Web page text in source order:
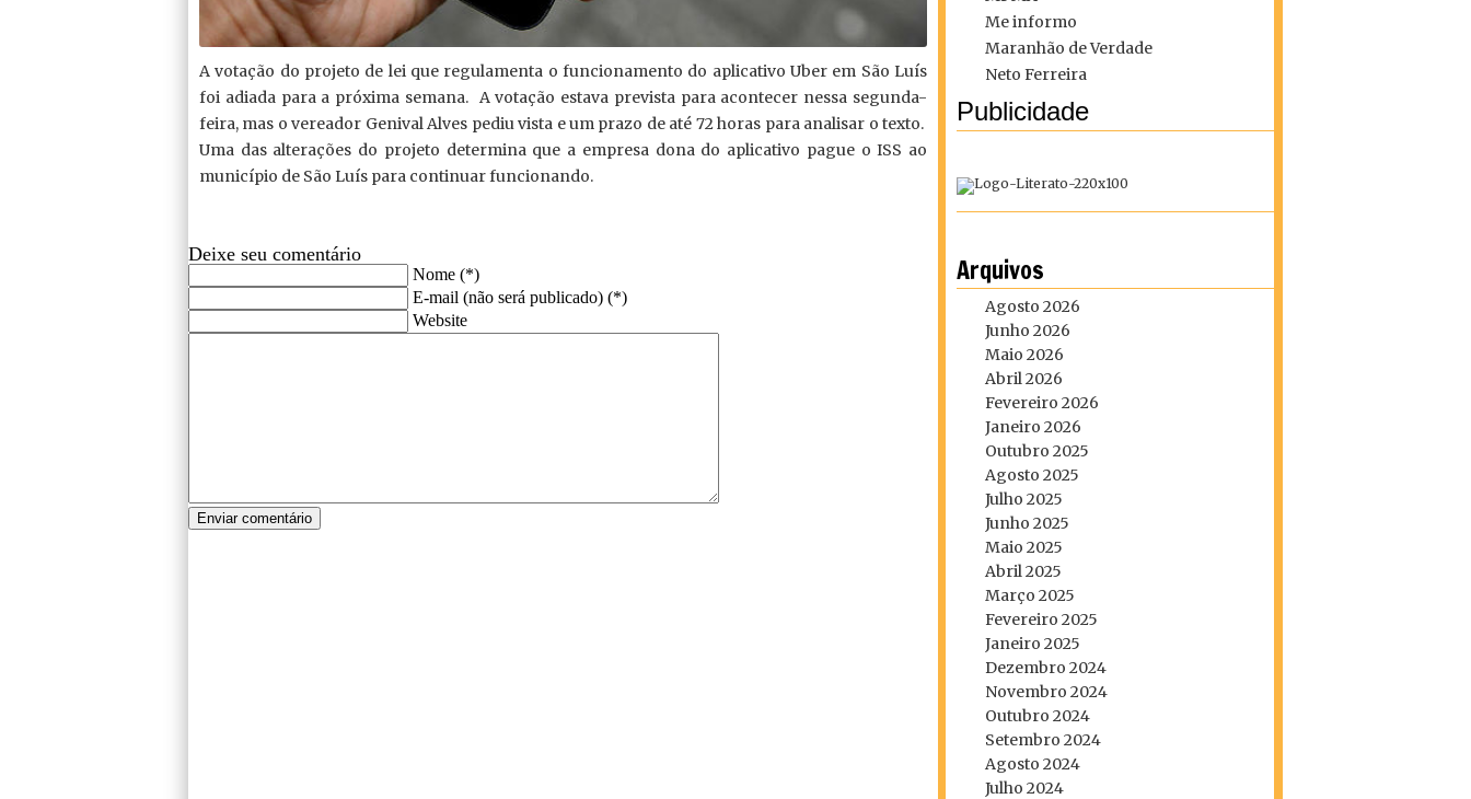
Me informo
Maranhão de Verdade
Neto Ferreira
Publicidade
Arquivos
Agosto 2026
Junho 2026
Maio 2026
Abril 2026
Fevereiro 2026
Janeiro 2026
Outubro 2025
Agosto 2025
Julho 2025
Junho 2025
Maio 2025
Abril 2025
Março 2025
Fevereiro 2025
Janeiro 2025
Dezembro 2024
Novembro 2024
Outubro 2024
Setembro 2024
Agosto 2024
Julho 2024
A votação do projeto de lei que regulamenta o funcionamento do aplicativo Uber em São Luís
foi adiada para a próxima semana. A votação estava prevista para acontecer nessa segunda-
feira, mas o vereador Genival Alves pediu vista e um prazo de até 72 horas para analisar o texto.
Uma das alterações do projeto determina que a empresa dona do aplicativo pague o ISS ao
município de São Luís para continuar funcionando.
Deixe seu comentário
Nome (*)
E-mail (não será publicado) (*)
Website